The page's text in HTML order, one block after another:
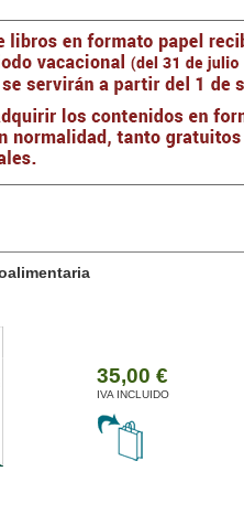
35,00 €
IVA INCLUIDO